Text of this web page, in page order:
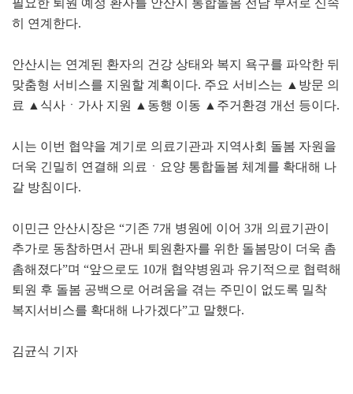
히 연계한다.
안산시는 연계된 환자의 건강 상태와 복지 욕구를 파악한 뒤
맞춤형 서비스를 지원할 계획이다. 주요 서비스는 ▲방문 의
료 ▲식사ㆍ가사 지원 ▲동행 이동 ▲주거환경 개선 등이다.
시는 이번 협약을 계기로 의료기관과 지역사회 돌봄 자원을
더욱 긴밀히 연결해 의료ㆍ요양 통합돌봄 체계를 확대해 나
갈 방침이다.
이민근 안산시장은 “기존 7개 병원에 이어 3개 의료기관이
추가로 동참하면서 관내 퇴원환자를 위한 돌봄망이 더욱 촘
촘해졌다”며 “앞으로도 10개 협약병원과 유기적으로 협력해
퇴원 후 돌봄 공백으로 어려움을 겪는 주민이 없도록 밀착
복지서비스를 확대해 나가겠다”고 말했다.
김균식 기자